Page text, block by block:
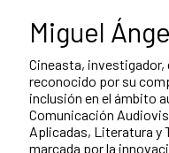
Miguel
Cineasta,
reconocido por su
inclusión en el ámbito
Comunicación
Aplicadas, Literatura y
marcada por la